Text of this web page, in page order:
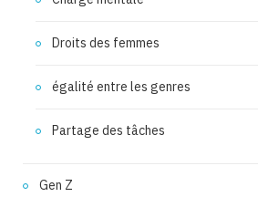
Droits des femmes
égalité entre les genres
Partage des tâches
Gen Z